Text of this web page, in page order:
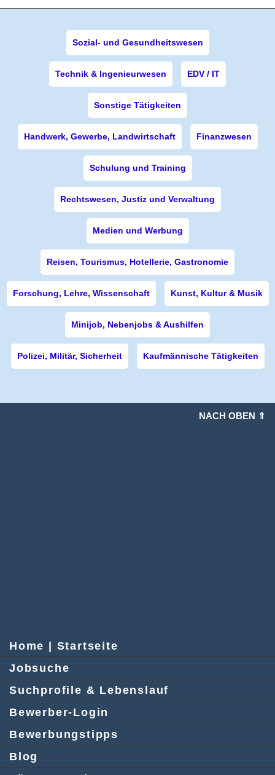
Sozial- und Gesundheitswesen
Technik & Ingenieurwesen EDV / IT
Sonstige Tätigkeiten
Handwerk, Gewerbe, Landwirtschaft Finanzwesen
Schulung und Training
Rechtswesen, Justiz und Verwaltung
Medien und Werbung
Reisen, Tourismus, Hotellerie, Gastronomie
Forschung, Lehre, Wissenschaft Kunst, Kultur & Musik
Minijob, Nebenjobs & Aushilfen
Polizei, Militär, Sicherheit Kaufmännische Tätigkeiten
NACH OBEN ⇑
Home | Startseite
Jobsuche
Suchprofile & Lebenslauf
Bewerber-Login
Bewerbungstipps
Blog